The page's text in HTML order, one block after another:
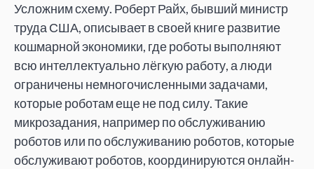
Усложним схему. Роберт Райх, бывший министр
труда США, описывает в своей книге развитие
кошмарной экономики, где роботы выполняют
всю интеллектуально лёгкую работу, а люди
ограничены немногочисленными задачами,
которые роботам еще не под силу. Такие
микрозадания, например по обслуживанию
роботов или по обслуживанию роботов, которые
обслуживают роботов, координируются онлайн-